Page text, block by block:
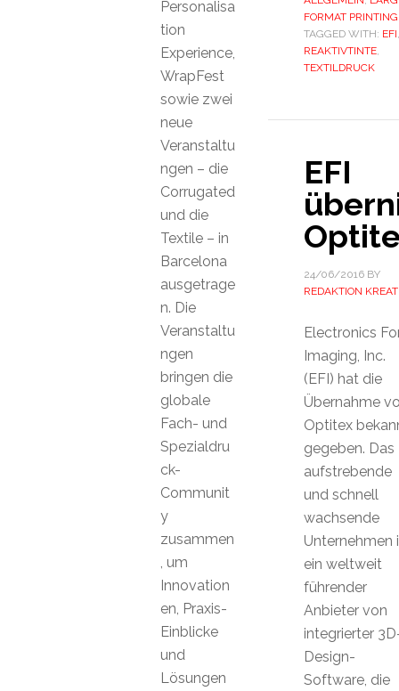
FORMAT PRINTING
TAGGED WITH: EFI,
REAKTIVTINTE,
TEXTILDRUCK
EFI
24/06/2016BY
REDAKTION
Electronics
Imaging, Inc.
(EFI) hat die
Übernahme
Optitex
gegeben. Das
aufstrebende
und schnell
wachsende
Unternehmen
ein weltweit
führender
Anbieter von
integrierter
Design-
Software, die
Personalisa
tion
Experience,
WrapFest
sowie zwei
neue
Veranstaltu
ngen – die
Corrugated
und die
Textile – in
Barcelona
ausgetrage
n. Die
Veranstaltu
ngen
bringen die
globale
Fach- und
Spezialdru
ck-
Communit
y
zusammen
, um
Innovation
en, Praxis-
Einblicke
und
Lösungen